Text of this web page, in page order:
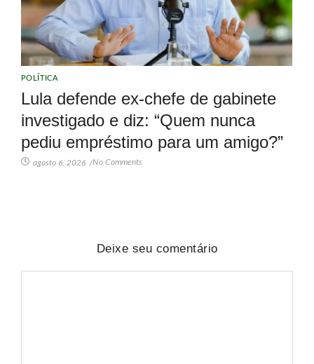
POLÍTICA
Lula defende ex-chefe de gabinete
investigado e diz: “Quem nunca
pediu empréstimo para um amigo?”
agosto 6, 2026 /No Comments
Deixe seu comentário